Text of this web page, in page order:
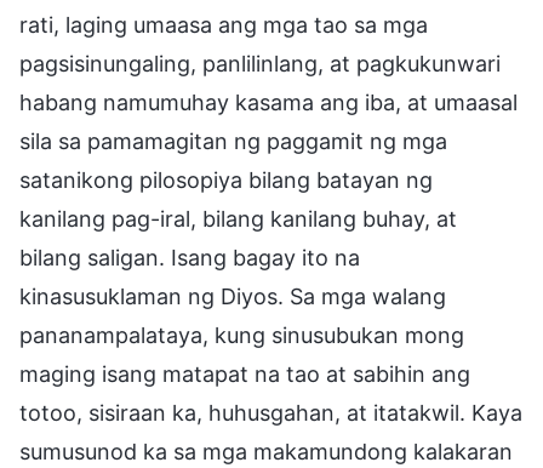
rati, laging umaasa ang mga tao sa mga
pagsisinungaling, panlilinlang, at pagkukunwari
habang namumuhay kasama ang iba, at umaasal
sila sa pamamagitan ng paggamit ng mga
satanikong pilosopiya bilang batayan ng
kanilang pag-iral, bilang kanilang buhay, at
bilang saligan. Isang bagay ito na
kinasusuklaman ng Diyos. Sa mga walang
pananampalataya, kung sinusubukan mong
maging isang matapat na tao at sabihin ang
totoo, sisiraan ka, huhusgahan, at itatakwil. Kaya
sumusunod ka sa mga makamundong kalakaran